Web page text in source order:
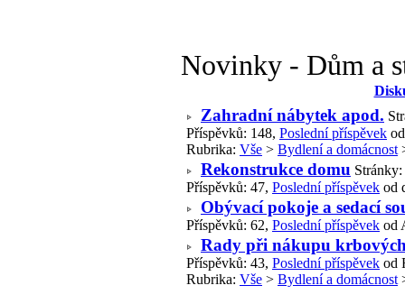
Novinky - Dům a
Zahradní nábytek apod.
Příspěvků: 148, Poslední příspěvek
Rubrika: Vše > Bydlení a domácnost
Rekonstrukce domu Stránky:
Příspěvků: 47, Poslední příspěvek od
Obývací pokoje a sedací
Příspěvků: 62, Poslední příspěvek od
Rady při nákupu
Příspěvků: 43, Poslední příspěvek od
Rubrika: Vše > Bydlení a domácnost